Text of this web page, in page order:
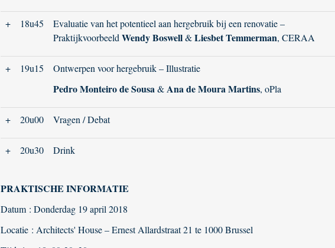
+ 18u45
Evaluatie van het potentieel aan hergebruik bij een renovatie –
Praktijkvoorbeeld Wendy Boswell&LiesbetTemmerman, CERAA
+ 19u15 Ontwerpen voor hergebruik – Illustratie
Pedro Monteiro de Sousa &Ana de Moura Martins, oPla
+ 20u00 Vragen / Debat
+ 20u30 Drink
PRAKTISCHE INFORMATIE
Datum : Donderdag 19 april 2018
Locatie : Architects' House – Ernest Allardstraat 21 te 1000 Brussel